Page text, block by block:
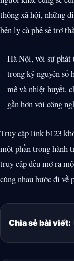
thông xã hội, những
bên ly cà phê sẽ trở
Hà Nội, với sự phát
trong kỷ nguyên số
mê và nhiệt huyết,
gần hơn với công
Truy cập link b123
một phần trong hành
truy cập đều mở ra
cùng nhau bước đi về
Chia sẻ bài viết: